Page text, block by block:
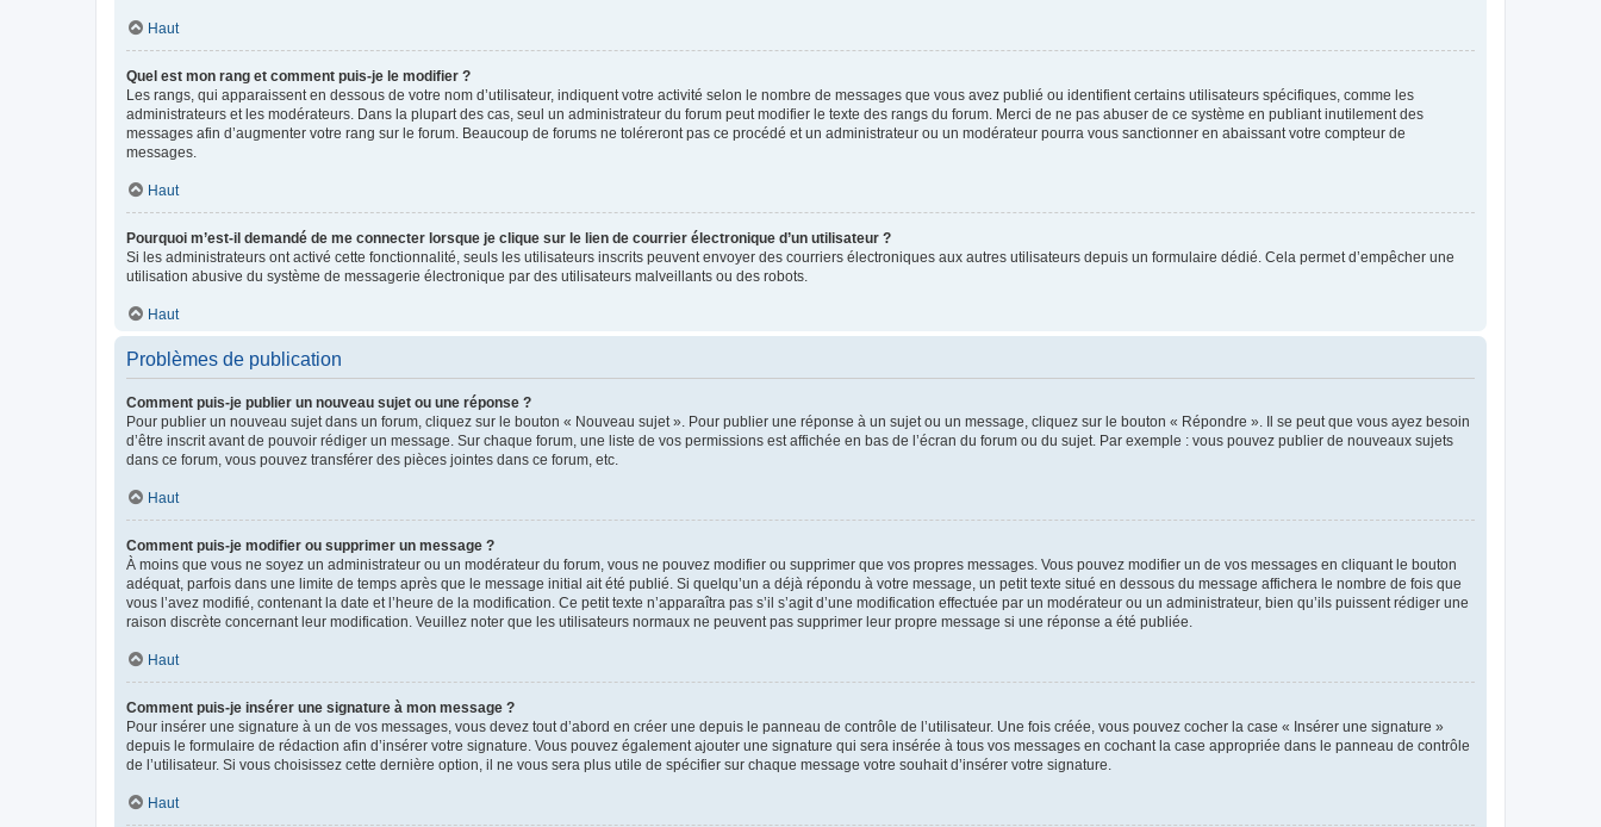
Haut
Quel est mon rang et comment puis-je le modifier ?
Les rangs, qui apparaissent en dessous de votre nom d’utilisateur, indiquent votre activité selon le nombre de messages que vous avez publié ou identifient certains utilisateurs spécifiques, comme les
administrateurs et les modérateurs. Dans la plupart des cas, seul un administrateur du forum peut modifier le texte des rangs du forum. Merci de ne pas abuser de ce système en publiant inutilement des
messages afin d’augmenter votre rang sur le forum. Beaucoup de forums ne toléreront pas ce procédé et un administrateur ou un modérateur pourra vous sanctionner en abaissant votre compteur de
messages.
Haut
Pourquoi m’est-il demandé de me connecter lorsque je clique sur le lien de courrier électronique d’un utilisateur ?
Si les administrateurs ont activé cette fonctionnalité, seuls les utilisateurs inscrits peuvent envoyer des courriers électroniques aux autres utilisateurs depuis un formulaire dédié. Cela permet d’empêcher une
utilisation abusive du système de messagerie électronique par des utilisateurs malveillants ou des robots.
Haut
Problèmes de publication
Comment puis-je publier un nouveau sujet ou une réponse ?
Pour publier un nouveau sujet dans un forum, cliquez sur le bouton « Nouveau sujet ». Pour publier une réponse à un sujet ou un message, cliquez sur le bouton « Répondre ». Il se peut que vous ayez besoin
d’être inscrit avant de pouvoir rédiger un message. Sur chaque forum, une liste de vos permissions est affichée en bas de l’écran du forum ou du sujet. Par exemple : vous pouvez publier de nouveaux sujets
dans ce forum, vous pouvez transférer des pièces jointes dans ce forum, etc.
Haut
Comment puis-je modifier ou supprimer un message ?
À moins que vous ne soyez un administrateur ou un modérateur du forum, vous ne pouvez modifier ou supprimer que vos propres messages. Vous pouvez modifier un de vos messages en cliquant le bouton
adéquat, parfois dans une limite de temps après que le message initial ait été publié. Si quelqu’un a déjà répondu à votre message, un petit texte situé en dessous du message affichera le nombre de fois que
vous l’avez modifié, contenant la date et l’heure de la modification. Ce petit texte n’apparaîtra pas s’il s’agit d’une modification effectuée par un modérateur ou un administrateur, bien qu’ils puissent rédiger une
raison discrète concernant leur modification. Veuillez noter que les utilisateurs normaux ne peuvent pas supprimer leur propre message si une réponse a été publiée.
Haut
Comment puis-je insérer une signature à mon message ?
Pour insérer une signature à un de vos messages, vous devez tout d’abord en créer une depuis le panneau de contrôle de l’utilisateur. Une fois créée, vous pouvez cocher la case « Insérer une signature »
depuis le formulaire de rédaction afin d’insérer votre signature. Vous pouvez également ajouter une signature qui sera insérée à tous vos messages en cochant la case appropriée dans le panneau de contrôle
de l’utilisateur. Si vous choisissez cette dernière option, il ne vous sera plus utile de spécifier sur chaque message votre souhait d’insérer votre signature.
Haut